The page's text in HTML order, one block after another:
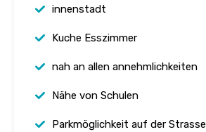
innenstadt
Kuche Esszimmer
nah an allen annehmlichkeiten
Nähe von Schulen
Parkmöglichkeit auf der Strasse